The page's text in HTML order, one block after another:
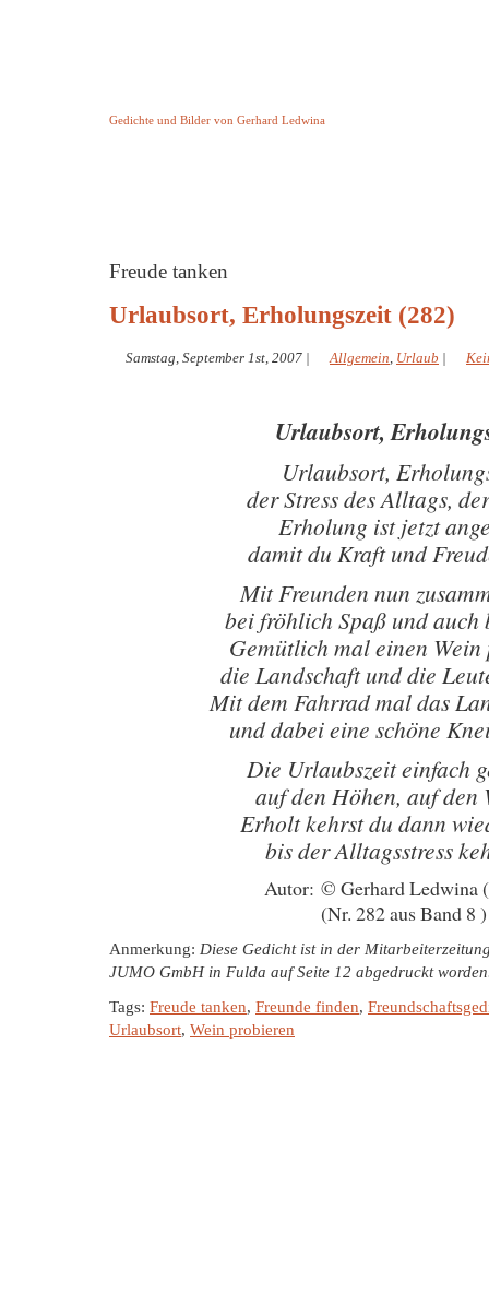
Gedichte und Bilder von Gerhard Ledwina
Freude tanken
Urlaubsort, Erholungszeit (282)
Samstag, September 1st, 2007 | Allgemein, Urlaub |
Urlaubsort,
Urlaubsort,
der Stress des Alltags,
Erholung ist jetzt
damit du Kraft und
Mit Freunden nun
bei fröhlich Spaß und auch
Gemütlich mal einen
die Landschaft und die
Mit dem Fahrrad mal das
und dabei eine schöne
Die Urlaubszeit einfach
auf den Höhen, auf den
Erholt kehrst du dann
bis der Alltagsstress
Autor: © Gerhard Ledwina
(Nr. 282 aus Band 8 )
Anmerkung: Diese Gedicht ist in der
JUMO GmbH in Fulda auf Seite 12 abgedruckt
Tags: Freude tanken, Freunde finden,
Urlaubsort, Wein probieren